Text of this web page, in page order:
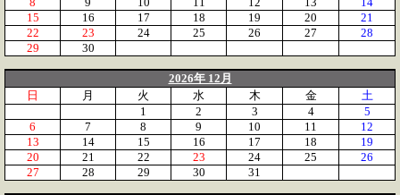
15
16 17 18 19 20
21
22
23 24 25 26 27
28
29
30
2026年 12月
日
月 火 水 木 金
土
1
2 3 4
5
6
7 8 9 10 11
12
13
14 15 16 17 18
19
20
21 22 23 24 25
26
27
28 29 30 31